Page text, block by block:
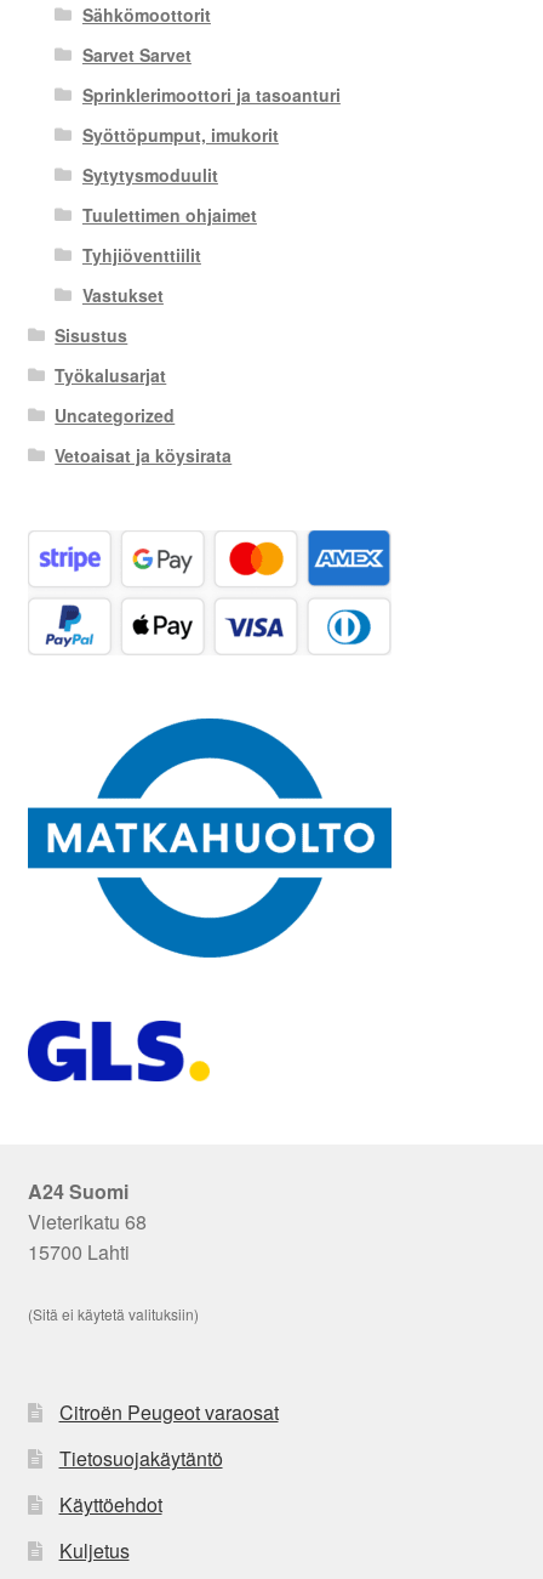
Sähkömoottorit
Sarvet Sarvet
Sprinklerimoottori ja tasoanturi
Syöttöpumput, imukorit
Sytytysmoduulit
Tuulettimen ohjaimet
Tyhjiöventtiilit
Vastukset
Sisustus
Työkalusarjat
Uncategorized
Vetoaisat ja köysirata
A24 Suomi
Vieterikatu 68
15700 Lahti
(Sitä ei käytetä valituksiin)
Citroën Peugeot varaosat
Tietosuojakäytäntö
Käyttöehdot
Kuljetus